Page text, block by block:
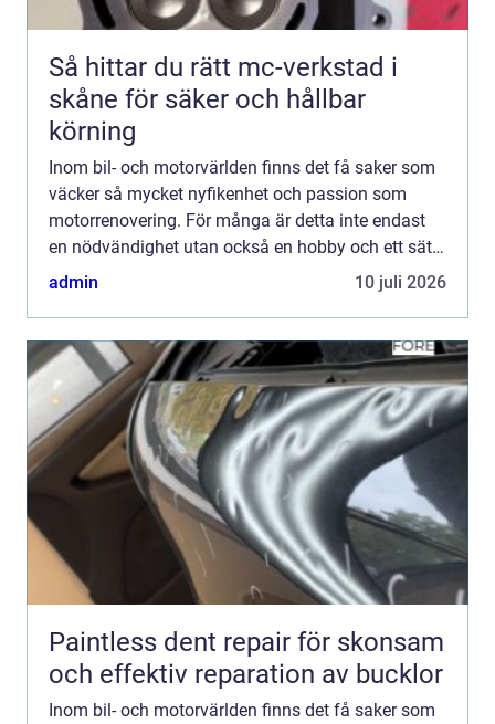
Så hittar du rätt mc-verkstad i
skåne för säker och hållbar
körning
Inom bil- och motorvärlden finns det få saker som
väcker så mycket nyfikenhet och passion som
motorrenovering. För många är detta inte endast
en nödvändighet utan också en hobby och ett sätt
...
admin 10 juli 2026
Paintless dent repair för skonsam
och effektiv reparation av bucklor
Inom bil- och motorvärlden finns det få saker som